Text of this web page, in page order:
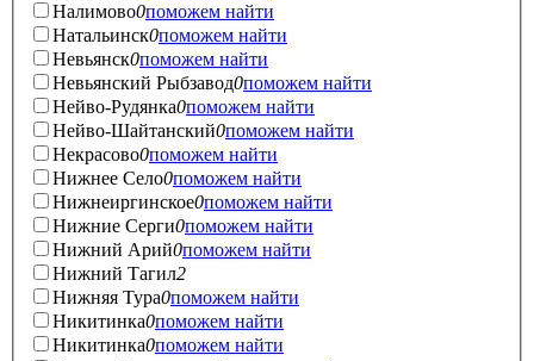
Налимово0поможем найти
Натальинск0поможем найти
Невьянск0поможем найти
Невьянский Рыбзавод0поможем найти
Нейво-Рудянка0поможем найти
Нейво-Шайтанский0поможем найти
Некрасово0поможем найти
Нижнее Село0поможем найти
Нижнеиргинское0поможем найти
Нижние Серги0поможем найти
Нижний Арий0поможем найти
Нижний Тагил2
Нижняя Тура0поможем найти
Никитинка0поможем найти
Никитинка0поможем найти